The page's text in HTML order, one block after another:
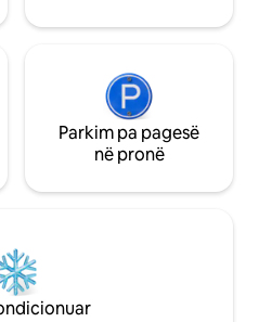
Parkim pa pagesë
në pronë